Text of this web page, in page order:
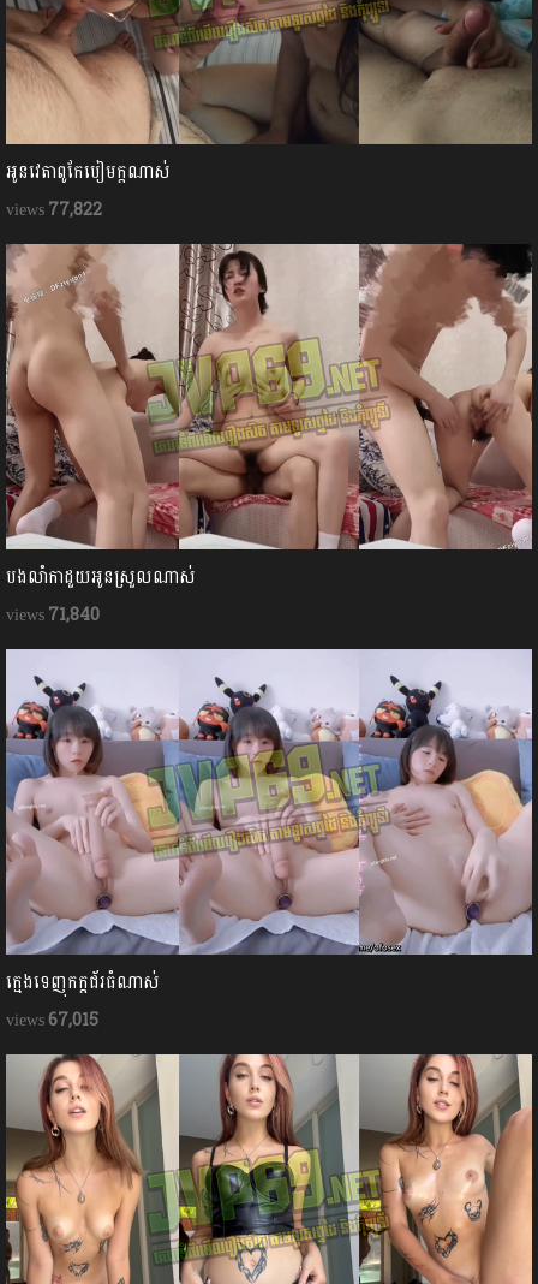
អូនវេតាពូកែបៀមក្ដណាស់
77,822
បងលាំកាដួយអូនស្រួលណាស់
71,840
ក្មេងទេញុកក្ដជ័រធំណាស់
67,015